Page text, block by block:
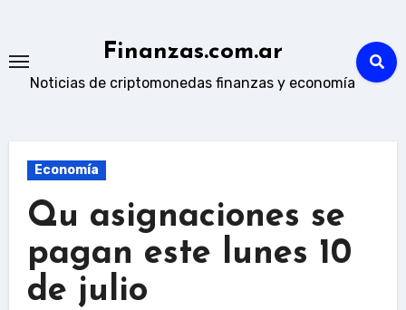
content
Finanzas.com.ar
Noticias de criptomonedas finanzas y economía
Economía
Qu asignaciones se
pagan este lunes 10
de julio